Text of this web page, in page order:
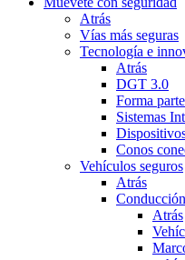
Atrás
Vías más seguras
Tecnología e
Atrás
DGT 3.0
Forma
Sistemas
Conos
Vehículos seguros
Atrás
Atrás